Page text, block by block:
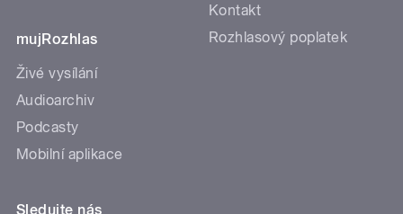
mujRozhlas
Živé vysílání
Audioarchiv
Podcasty
Mobilní aplikace
Kontakt
Rozhlasový poplatek
Sledujte nás